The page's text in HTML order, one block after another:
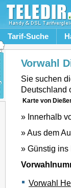
Tarif-Suche
Vorwahl
Sie suchen
Deutschland
Karte von
» Innerhalb
» Aus dem
» Günstig ins
Vorwahl